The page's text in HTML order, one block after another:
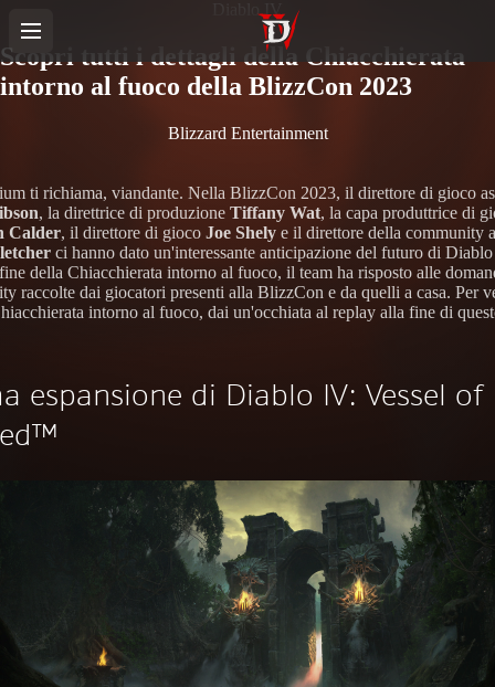
Diablo IV
Scopri tutti i dettagli della Chiacchierata
intorno al fuoco della BlizzCon 2023
Blizzard Entertainment
ti richiama, viandante. Nella BlizzCon 2023, il direttore di gioco
, la direttrice di produzione Tiffany Wat, la capa produttrice di
Calder, il direttore di gioco Joe Shely e il direttore della community
ci hanno dato un'interessante anticipazione del futuro di
della Chiacchierata intorno al fuoco, il team ha risposto alle
raccolte dai giocatori presenti alla BlizzCon e da quelli a casa. Per
intorno al fuoco, dai un'occhiata al replay alla fine di
espansione di Diablo IV: Vessel of